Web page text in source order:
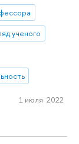
ученого
1 июля 2022